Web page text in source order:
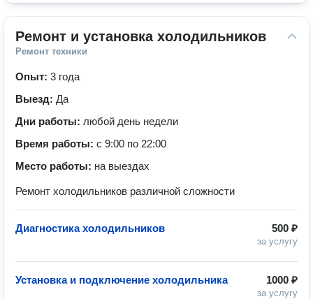
Ремонт и установка холодильников
Ремонт техники
Опыт: 3 года
Выезд: Да
Дни работы: любой день недели
Время работы: с 9:00 по 22:00
Место работы: на выездах
Ремонт холодильников различной сложности
500 ₽
за услугу
Диагностика холодильников
1000 ₽
за услугу
Установка и подключение холодильника